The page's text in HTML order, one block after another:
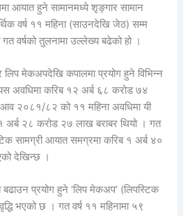
आयात हुने सामानमध्ये शृङ्गार सामान
वर्ष ११ महिना (साउनदेखि जेठ) सम्म
वर्षको तुलनामा उल्लेख्य बढेको हो ।
लिप मेकअपदेखि कपालमा प्रयोग हुने विभिन्न
यस अवधिमा करिब १२ अर्ब ६८ करोड ७४
आव २०८१/८२ को ११ महिना अवधिमा यी
२८ करोड २७ लाख बराबर थियो । गत
सामग्री आयात समग्रमा करिब १ अर्ब ४०
देखिन्छ ।
प्रयोग हुने ‘लिप मेकअप’ (लिपस्टिक
भएको छ । गत वर्ष ११ महिनामा ५९